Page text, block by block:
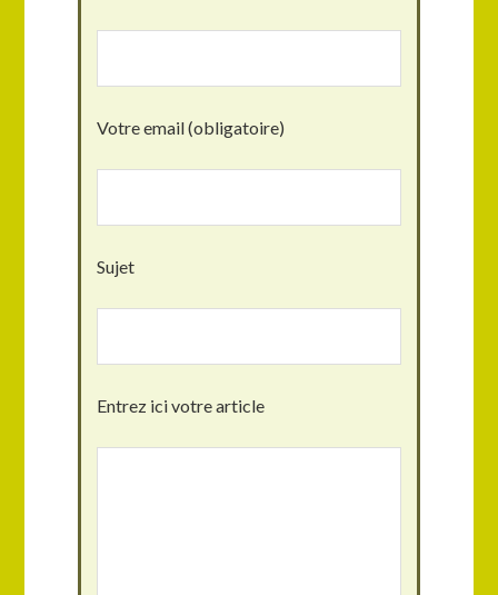
Votre email (obligatoire)
Sujet
Entrez ici votre article